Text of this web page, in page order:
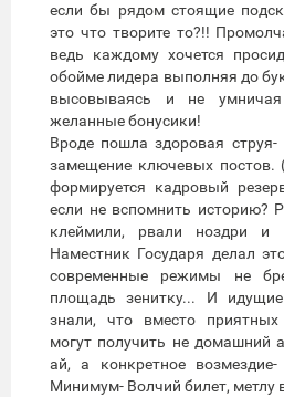
если бы рядом стоящие
это что творите то?!!
ведь каждому хочется
обойме лидера выполняя до
высовываясь и не
желанные бонусики!
Вроде пошла здоровая струя-
замещение ключевых постов.
формируется кадровый
если не вспомнить историю?
клеймили, рвали ноздри и
Наместник Государя делал
современные режимы не
площадь зенитку... И
знали, что вместо приятных
могут получить не домашний
ай, а конкретное
Минимум- Волчий билет, метлу